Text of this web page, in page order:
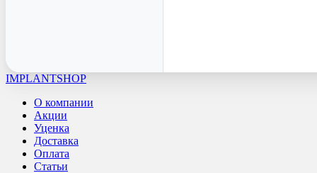
IMPLANTSHOP
О компании
Акции
Уценка
Доставка
Оплата
Статьи